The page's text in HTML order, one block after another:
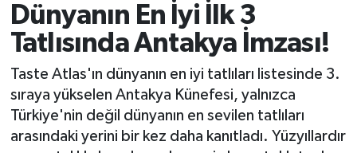
Dünyanın En İyi İlk 3
Tatlısında Antakya İmzası!
Taste Atlas'ın dünyanın en iyi tatlıları listesinde 3.
sıraya yükselen Antakya Künefesi, yalnızca
Türkiye'nin değil dünyanın en sevilen tatlıları
arasındaki yerini bir kez daha kanıtladı. Yüzyıllardır